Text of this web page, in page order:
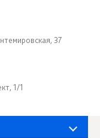
37
1/1